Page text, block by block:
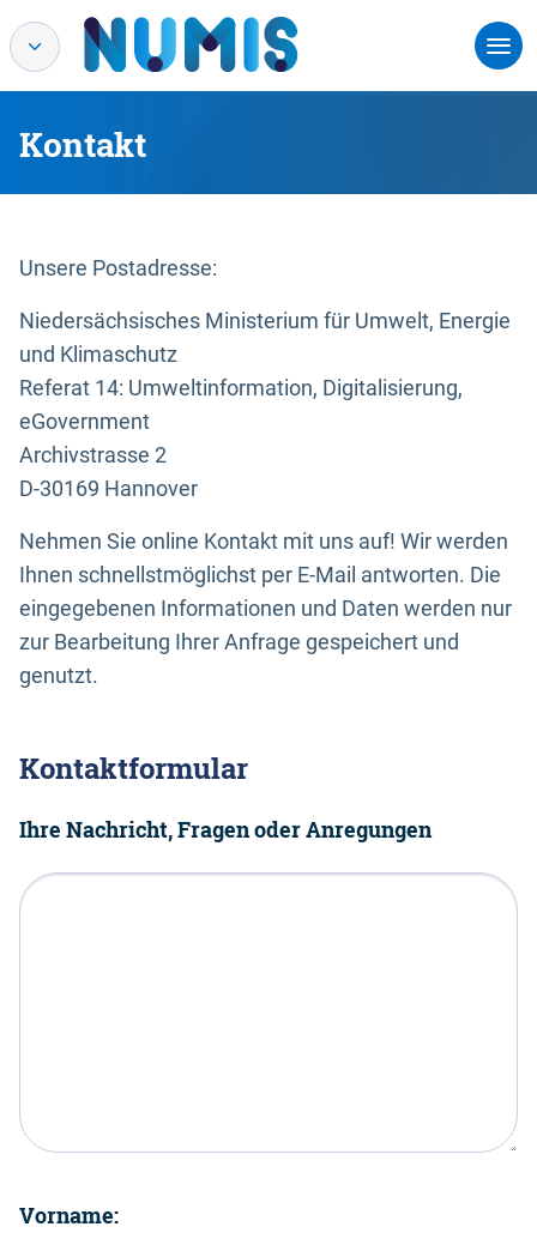
Kontakt
Unsere Postadresse:
Niedersächsisches Ministerium für Umwelt, Energie
und Klimaschutz
Referat 14: Umweltinformation, Digitalisierung,
eGovernment
Archivstrasse 2
D-30169 Hannover
Nehmen Sie online Kontakt mit uns auf! Wir werden
Ihnen schnellstmöglichst per E-Mail antworten. Die
eingegebenen Informationen und Daten werden nur
zur Bearbeitung Ihrer Anfrage gespeichert und
genutzt.
Kontaktformular
Ihre Nachricht, Fragen oder Anregungen
Vorname: